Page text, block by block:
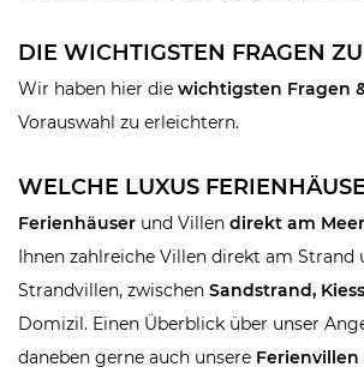
DIE WICHTIGSTEN FRAGEN
Wir haben hier die wichtigsten Fragen
Vorauswahl zu erleichtern.
WELCHE LUXUS
Ferienhäuser und Villen direkt am Meer
Ihnen zahlreiche Villen direkt am Strand
Strandvillen, zwischen Sandstrand,
Domizil. Einen Überblick über unser
daneben gerne auch unsere